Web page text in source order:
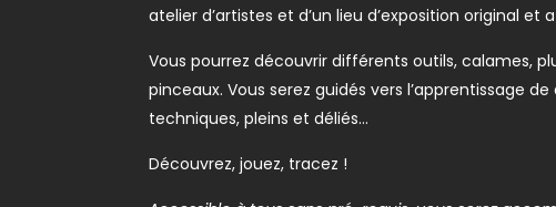
atelier d’artistes et d’un lieu d’exposition original et
Vous pourrez découvrir différents outils, calames,
pinceaux. Vous serez guidés vers l’apprentissage
techniques, pleins et déliés…
Découvrez, jouez, tracez !